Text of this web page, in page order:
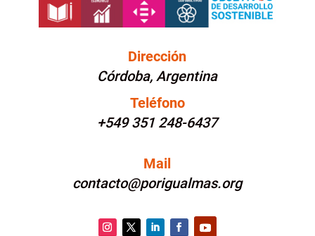
Dirección
Córdoba, Argentina
Teléfono
+549 351 248-6437
Mail
contacto@porigualmas.org